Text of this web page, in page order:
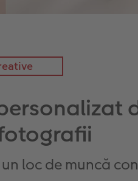
loc de muncă